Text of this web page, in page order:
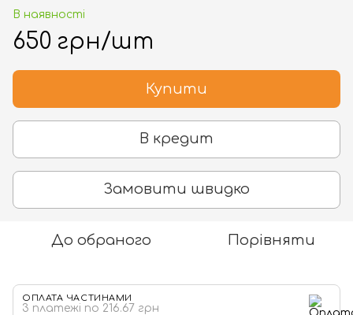
В наявності
650 грн/шт
Купити
В кредит
Замовити швидко
До обраного Порівняти
ОПЛАТА ЧАСТИНАМИ
3 платежі по 216.67 грн